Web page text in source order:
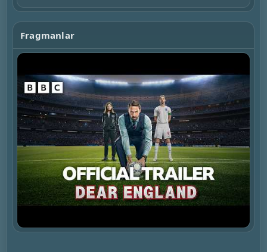
Fragmanlar